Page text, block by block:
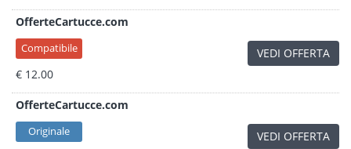
OfferteCartucce.com
Compatibile
€ 12.00
VEDI OFFERTA
OfferteCartucce.com
Originale VEDI OFFERTA